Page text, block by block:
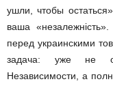
ушли, чтобы
ваша
перед украинскими
задача: уже не
Независимости, а